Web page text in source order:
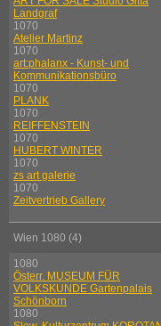
Landgraf
1070
Atelier Martinz
1070
art:phalanx - Kunst- und
Kommunikationsbüro
1070
PLANK
1070
REIFFENSTEIN
1070
HUBERT WINTER
1070
zs art galerie
1070
Zeitvertrieb Gallery
Wien 1080 (4)
1080
Österr. MUSEUM FÜR
VOLKSKUNDE Gartenpalais
Schönborn
1080